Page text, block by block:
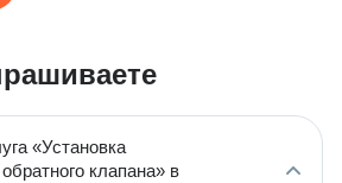
«Установка
клапана» в